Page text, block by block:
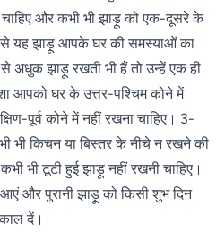
और कभी भी झाड़ू को एक-दूसरे के
से यह झाड़ू आपके घर की समस्याओं का
झाड़ू रखती भी हैं तो उन्हें एक ही
आपको घर के उत्तर-पश्चिम कोने में
पूर्व कोने में नहीं रखना चाहिए। 3-
भी किचन या बिस्तर के नीचे न रखने की
भी टूटी हुई झाड़ू नहीं रखनी चाहिए।
और पुरानी झाड़ू को किसी शुभ दिन
दें।